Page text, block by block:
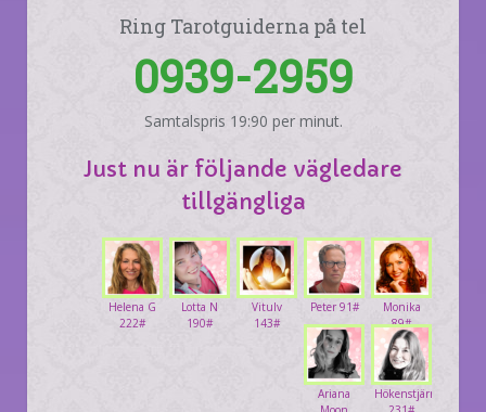
Ring Tarotguiderna på tel
0939-2959
Samtalspris 19:90 per minut.
Just nu är följande vägledare
tillgängliga
Monika
89#
Peter 91#
Vitulv
143#
Lotta N
190#
Helena G
222#
Hökenstjärna
Ariana